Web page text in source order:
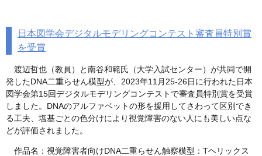
日本図学会デジタルモデリングコンテスト審査員特別賞
を受賞
渡辺哲也（教員）と南谷和範氏（大学入試センター）が共同で開
発したDNA二重らせん模型が、2023年11月25-26日に行われた日本
図学会第15回デジタルモデリングコンテストで審査員特別賞を受賞
しました。DNAのアルファベットの形を援用してさわって区別でき
る工夫、塩基ごとの色分けにより視覚障害のない人にも美しい点な
どが評価されました。
作品名：視覚障害者向けDNA二重らせん触察模型：Tヘリックス